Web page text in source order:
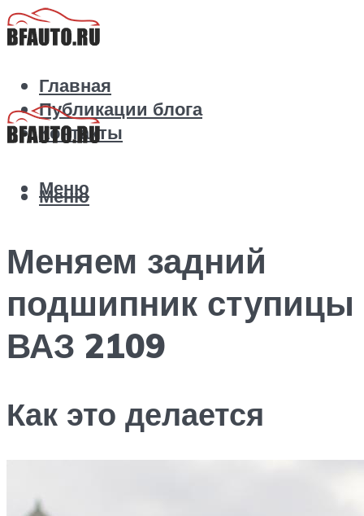
Главная
Публикации блога
Контакты
Меню
Меню
Меняем задний
подшипник ступицы
ВАЗ 2109
Как это делается